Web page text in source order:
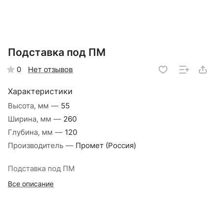
Подставка под ПМ
0 Нет отзывов
Характеристики
Высота, мм — 55
Ширина, мм — 260
Глубина, мм — 120
Производитель — Промет (Россия)
Подставка под ПМ
Все описание